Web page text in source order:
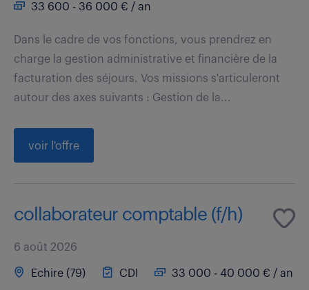
33 600 - 36 000 € / an
Dans le cadre de vos fonctions, vous prendrez en
charge la gestion administrative et financière de la
facturation des séjours. Vos missions s'articuleront
autour des axes suivants : Gestion de la...
voir l'offre
collaborateur comptable (f/h)
6 août 2026
Echire (79) CDI 33 000 - 40 000 € / an